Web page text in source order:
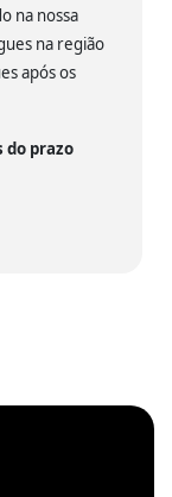
na nossa
na região
após os
do prazo